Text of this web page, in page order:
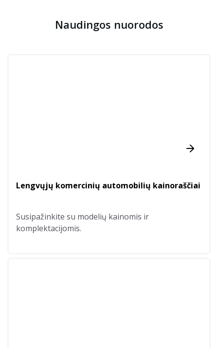
Naudingos nuorodos
Lengvųjų komercinių automobilių kainoraščiai
Susipažinkite su modelių kainomis ir
komplektacijomis.